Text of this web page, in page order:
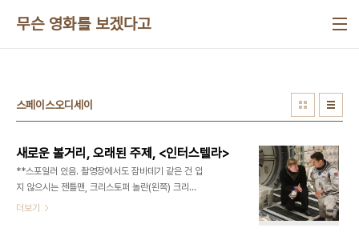
무슨 영화를 보겠다고
스페이스오디세이
새로운 볼거리, 오래된 주제, <인터스텔라>
**스포일러 있음. 촬영장에서도 잠바데기 같은 건 입
지 않으시는 젠틀맨, 크리스토퍼 놀란(왼쪽) 크리스
토퍼 놀란의 를 보러 간 극장 옆에는 세계 최대의 스
더보기